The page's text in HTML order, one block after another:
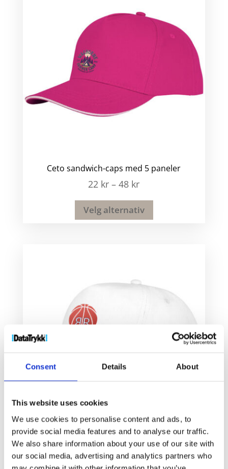
Consent Details About
This website uses cookies
We use cookies to personalise content and ads, to
provide social media features and to analyse our traffic.
We also share information about your use of our site with
our social media, advertising and analytics partners who
Ceto sandwich-caps med 5 paneler
22 kr –48 kr
Velg alternativ
Feniks barnecaps med 5 paneler
27kr